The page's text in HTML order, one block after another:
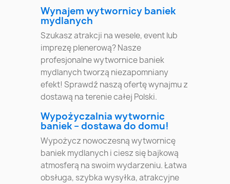
Wynajem wytwornicy baniek
mydlanych
Szukasz atrakcji na wesele, event lub
imprezę plenerową? Nasze
profesjonalne wytwornice baniek
mydlanych tworzą niezapomniany
efekt! Sprawdź naszą ofertę wynajmu z
dostawą na terenie całej Polski.
Wypożyczalnia wytwornic
baniek – dostawa do domu!
Wypożycz nowoczesną wytwornicę
baniek mydlanych i ciesz się bajkową
atmosferą na swoim wydarzeniu. Łatwa
obsługa, szybka wysyłka, atrakcyjne